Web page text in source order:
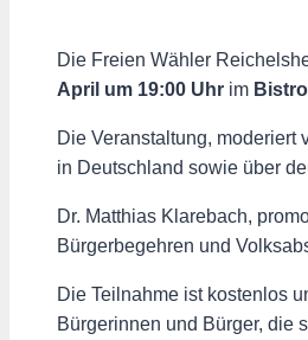
Die Freien Wähler
April um 19:00 Uhr im
Die Veranstaltung, moderiert
in Deutschland sowie über
Dr. Matthias Klarebach,
Bürgerbegehren und
Die Teilnahme ist kostenlos
Bürgerinnen und Bürger, die